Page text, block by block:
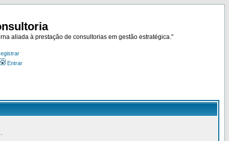
aliada à prestação de consultorias em gestão estratégica."
Entrar